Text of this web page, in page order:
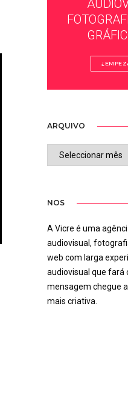
ARQUIVO
ARQUIVO
NOS
A Vicre é uma
audiovisual,
web com larga
audiovisual que fará
mensagem chegue
mais criativa.